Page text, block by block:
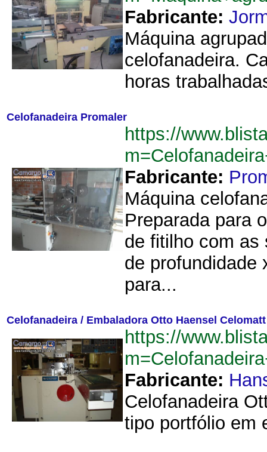
Fabricante:
Máquina
celofanadeira.
horas
Celofanadeira Promaler
https://
Fabricante:
Máquina
Preparada para
de fitilho com as
de profundidade
para...
Celofanadeira / Embaladora Otto Haensel Celomatt
https://
Fabricante:
Celofanadeira
tipo portfólio em